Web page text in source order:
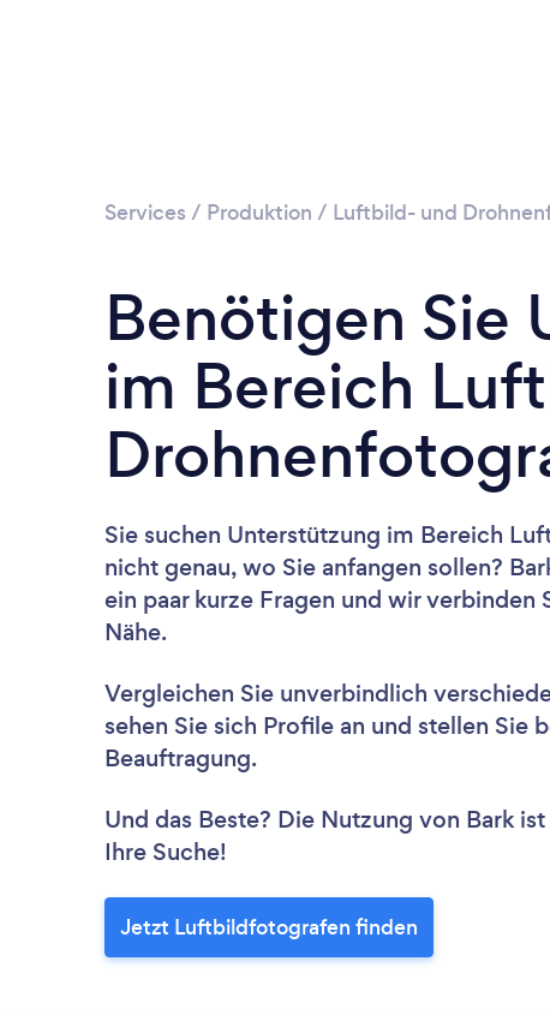
Services / Produktion / Luftbild- und
Benötigen Sie
im Bereich
Sie suchen Unterstützung im Bereich
nicht genau, wo Sie anfangen sollen?
ein paar kurze Fragen und wir verbinden
Nähe.
Vergleichen Sie unverbindlich
sehen Sie sich Profile an und stellen Sie
Beauftragung.
Und das Beste? Die Nutzung von Bark
Ihre Suche!
Jetzt Luftbildfotografen finden